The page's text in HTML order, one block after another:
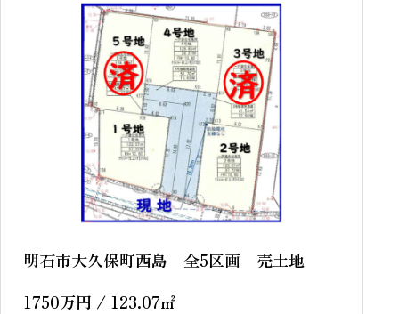
明石市大久保町西島 全5区画 売土地
1750万円 / 123.07㎡